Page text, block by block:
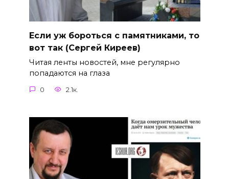
Если уж бороться с памятниками, то
вот так (Сергей Киреев)
Читая ленты новостей, мне регулярно
попадаются на глаза
0 2.1к.